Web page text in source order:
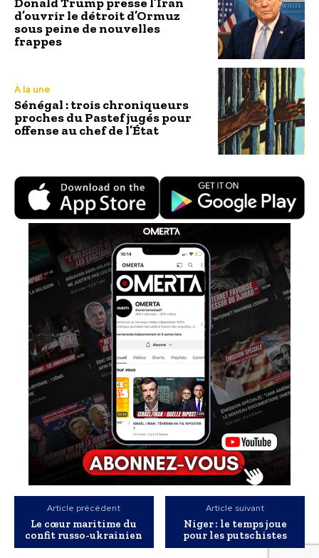
d’ouvrir le détroit d’Ormuz
sous peine de nouvelles
frappes
À la une
Sénégal : trois chroniqueurs
proches du Pastef jugés pour
offense au chef de l’État
Article précédent
Le cœur maritime du
confit russo-ukrainien
Article suivant
Niger : le temps joue
pour les putschistes